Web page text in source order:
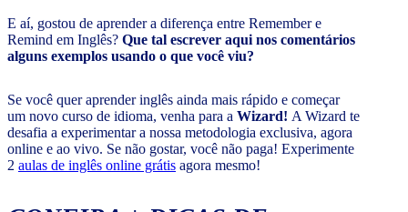
E aí, gostou de aprender a diferença entre Remember e
Remind em Inglês? Que tal escrever aqui nos comentários
alguns exemplos usando o que você viu?
Se você quer aprender inglês ainda mais rápido e começar
um novo curso de idioma, venha para a Wizard! A Wizard te
desafia a experimentar a nossa metodologia exclusiva, agora
online e ao vivo. Se não gostar, você não paga! Experimente
2 aulas de inglês online grátis agora mesmo!